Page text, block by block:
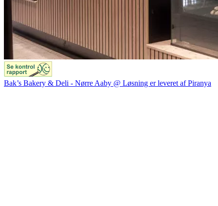
Bak’s Bakery & Deli - Nørre Aaby @ Løsning er leveret af Piranya